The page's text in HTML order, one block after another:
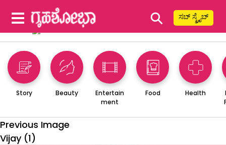
⚲ ಸಬ್ ಸ್ಕ್ರೈಬ್
Story Beauty
Entertain
ment
Food Health
Previous Image
Vijay (1)